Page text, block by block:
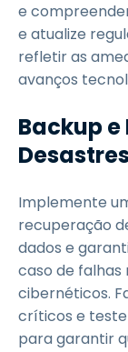
e
e atualize
refletir as
avanços
Backup
Implemente
recuperação
dados e
caso de falhas
cibernéticos.
críticos e
para garantir